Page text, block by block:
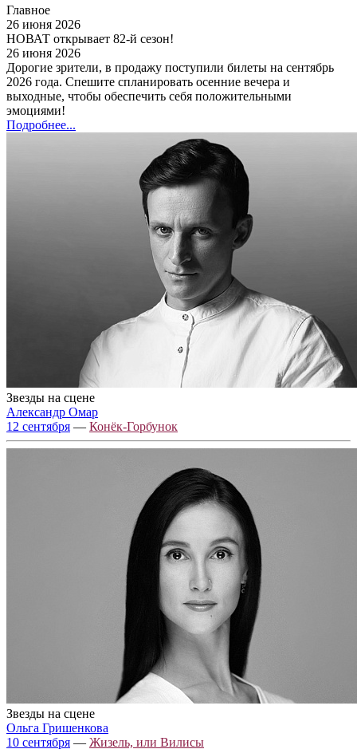
Главное
26 июня 2026
НОВАТ открывает 82-й сезон!
26 июня 2026
Дорогие зрители, в продажу поступили билеты на сентябрь
2026 года. Спешите спланировать осенние вечера и
выходные, чтобы обеспечить себя положительными
эмоциями!
Подробнее...
Звезды на сцене
Александр Омар
12 сентября — Конёк-Горбунок
Звезды на сцене
Ольга Гришенкова
10 сентября — Жизель, или Вилисы